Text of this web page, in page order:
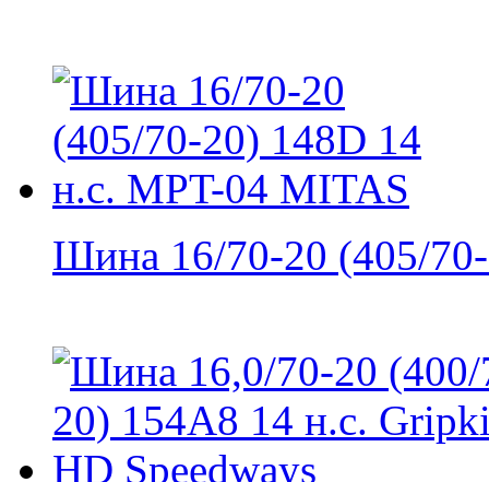
Шина 16/70-20 (405/